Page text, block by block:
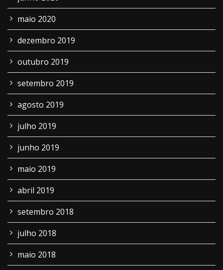
maio 2020
dezembro 2019
outubro 2019
setembro 2019
agosto 2019
julho 2019
junho 2019
maio 2019
abril 2019
setembro 2018
julho 2018
maio 2018